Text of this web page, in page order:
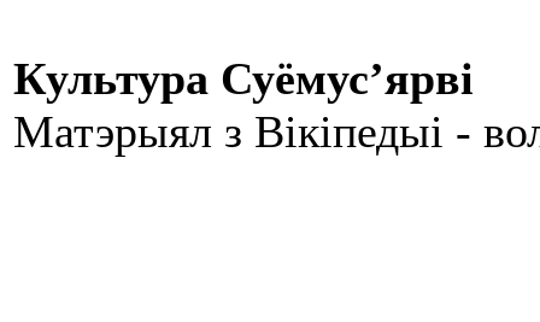
Культура Суёмус’ярві
Матэрыял з Вікіпедыі -